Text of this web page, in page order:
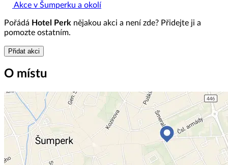
Akce v Šumperku a okolí
Pořádá Hotel Perk nějakou akci a není zde? Přidejte ji a
pomozte ostatním.
Přidat akci
O místu